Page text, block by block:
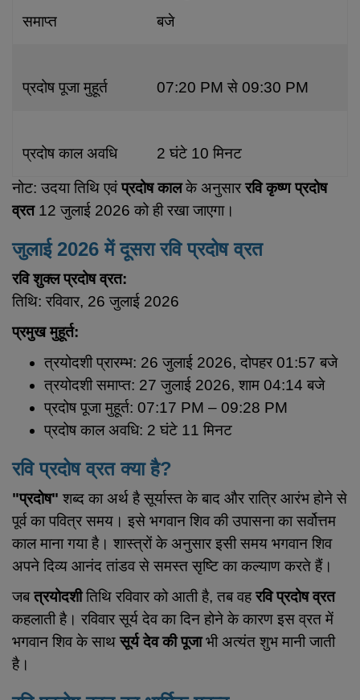
समाप्त
बजे
प्रदोष पूजा मुहूर्त 07:20 PM से 09:30 PM
प्रदोष काल अवधि 2 घंटे 10 मिनट
नोट: उदया तिथि एवंप्रदोष कालके अनुसाररवि कृष्ण प्रदोष
व्रत12 जुलाई 2026 को ही रखा जाएगा।
जुलाई 2026 में दूसरा रवि प्रदोष व्रत
रवि शुक्ल प्रदोष व्रत:
तिथि: रविवार, 26 जुलाई 2026
प्रमुख मुहूर्त:
त्रयोदशी प्रारम्भ: 26 जुलाई 2026, दोपहर 01:57 बजे
त्रयोदशी समाप्त: 27 जुलाई 2026, शाम 04:14 बजे
प्रदोष पूजा मुहूर्त: 07:17 PM – 09:28 PM
प्रदोष काल अवधि: 2 घंटे 11 मिनट
रवि प्रदोष व्रत क्या है?
"प्रदोष" शब्द का अर्थ है सूर्यास्त के बाद और रात्रि आरंभ होने से
पूर्व का पवित्र समय। इसे भगवान शिव की उपासना का सर्वोत्तम
काल माना गया है। शास्त्रों के अनुसार इसी समय भगवान शिव
अपने दिव्य आनंद तांडव से समस्त सृष्टि का कल्याण करते हैं।
जबत्रयोदशीतिथि रविवार को आती है, तब वहरवि प्रदोष व्रत
कहलाती है। रविवार सूर्य देव का दिन होने के कारण इस व्रत में
भगवान शिव के साथसूर्य देव की पूजाभी अत्यंत शुभ मानी जाती
है।